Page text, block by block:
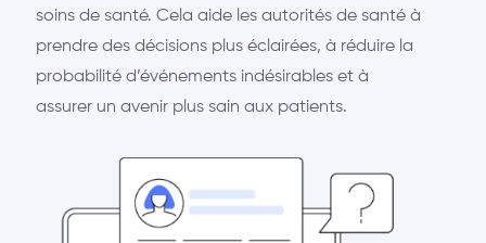
soins de santé. Cela aide les autorités de santé à
prendre des décisions plus éclairées, à réduire la
probabilité d’événements indésirables et à
assurer un avenir plus sain aux patients.